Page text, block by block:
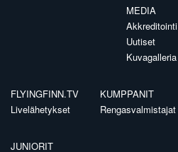
MEDIA
Akkreditointi
Uutiset
Kuvagalleria
FLYINGFINN.TV
Livelähetykset
KUMPPANIT
Rengasvalmistajat
JUNIORIT